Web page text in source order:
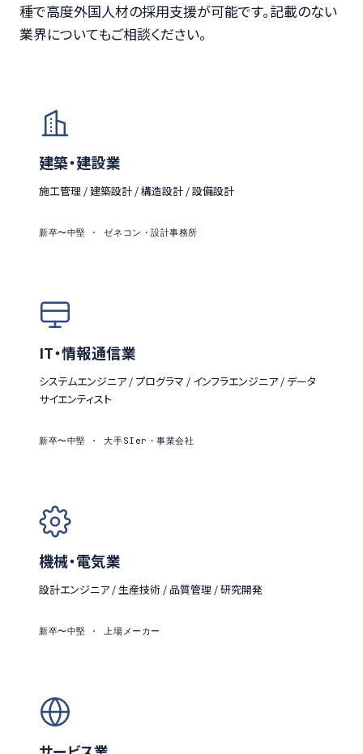
種で高度外国人材の採用支援が可能です。記載のない
業界についてもご相談ください。
建築・建設業
施工管理 / 建築設計 / 構造設計 / 設備設計
新卒〜中堅 · ゼネコン・設計事務所
IT・情報通信業
システムエンジニア / プログラマ / インフラエンジニア / データ
サイエンティスト
新卒〜中堅 · 大手SIer・事業会社
機械・電気業
設計エンジニア / 生産技術 / 品質管理 / 研究開発
新卒〜中堅 · 上場メーカー